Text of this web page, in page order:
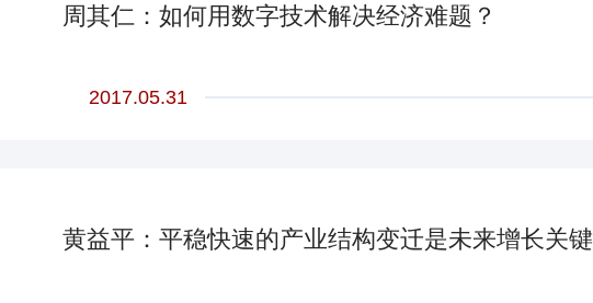
周其仁：如何用数字技术解决经济难题？
2017.05.31
黄益平：平稳快速的产业结构变迁是未来增长关键